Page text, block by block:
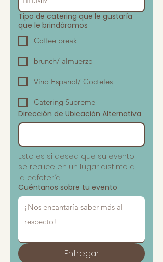
Tipo de catering que le gustaría
que le brindáramos
Coffee break
brunch/ almuerzo
Vino Espanol/ Cocteles
Catering Supreme
Dirección de Ubicación Alternativa
Esto es si desea que su evento
se realice en un lugar distinto a
la cafetería.
Cuéntanos sobre tu evento
Entregar